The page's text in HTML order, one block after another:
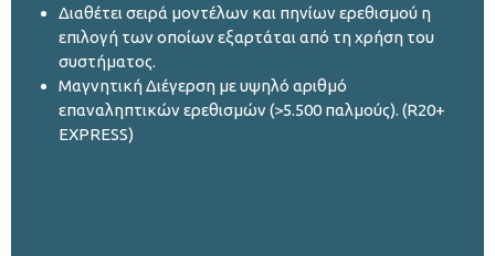
Διαθέτει σειρά μοντέλων και πηνίων ερεθισμού η
επιλογή των οποίων εξαρτάται από τη χρήση του
συστήματος.
Μαγνητική Διέγερση με υψηλό αριθμό
επαναληπτικών ερεθισμών (>5.500 παλμούς). (R20+
EXPRESS)